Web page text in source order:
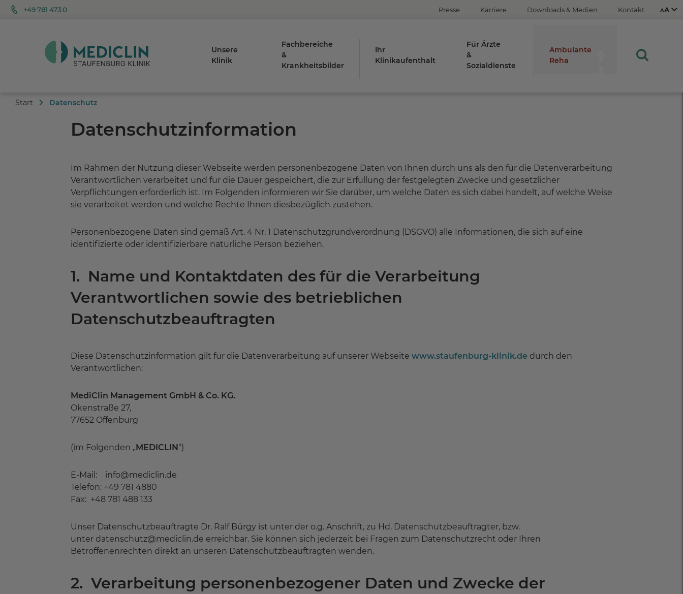
+49 781 473 0 Presse Karriere Downloads & Medien Kontakt
Plus- (+)
0
Unsere
Klinik
Fachbereiche
&
Krankheitsbilder
Ihr
Klinikaufenthalt
Für Ärzte
&
Sozialdienste
Ambulante
Reha
Start Datenschutz
Datenschutzinformation
Im Rahmen der Nutzung dieser Webseite werden personenbezogene Daten von Ihnen durch uns als den für die Datenverarbeitung
Verantwortlichen verarbeitet und für die Dauer gespeichert, die zur Erfüllung der festgelegten Zwecke und gesetzlicher
Verpflichtungen erforderlich ist. Im Folgenden informieren wir Sie darüber, um welche Daten es sich dabei handelt, auf welche Weise
sie verarbeitet werden und welche Rechte Ihnen diesbezüglich zustehen.
Personenbezogene Daten sind gemäß Art. 4 Nr. 1 Datenschutzgrundverordnung (DSGVO) alle Informationen, die sich auf eine
identifizierte oder identifizierbare natürliche Person beziehen.
1. Name und Kontaktdaten des für die Verarbeitung
Verantwortlichen sowie des betrieblichen
Datenschutzbeauftragten
Diese Datenschutzinformation gilt für die Datenverarbeitung auf unserer Webseite www.staufenburg-klinik.dedurch den
Verantwortlichen:
MediClin Management GmbH & Co. KG.
Okenstraße 27,
77652 Offenburg
(im Folgenden „MEDICLIN“)
E-Mail: info@mediclin.de
Telefon: +49 781 4880
Fax: +48 781 488 133
Unser Datenschutzbeauftragte Dr. Ralf Bürgy ist unter der o.g. Anschrift, zu Hd. Datenschutzbeauftragter, bzw.
unter datenschutz@mediclin.de erreichbar. Sie können sich jederzeit bei Fragen zum Datenschutzrecht oder Ihren
Betroffenenrechten direkt an unseren Datenschutzbeauftragten wenden.
2. Verarbeitung personenbezogener Daten und Zwecke der